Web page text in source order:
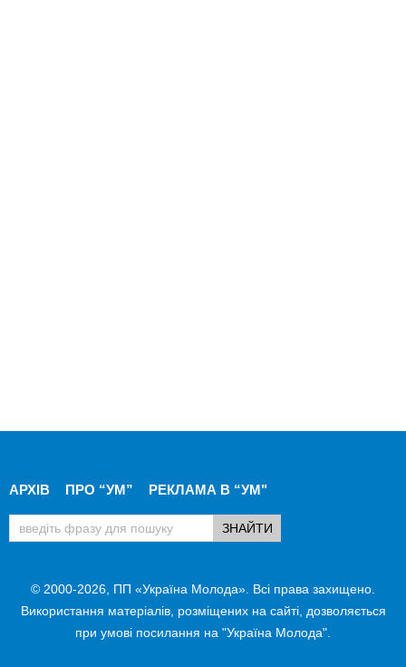
АРХІВ ПРО “УМ” РЕКЛАМА В “УМ"
© 2000-2026, ПП «Україна Молода». Всі права захищено.
Використання матеріалів, розміщених на сайті, дозволяється
при умові посилання на "Україна Молода".